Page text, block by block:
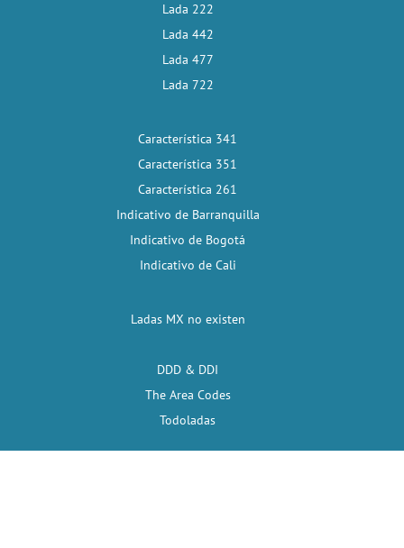
Lada 222
Lada 442
Lada 477
Lada 722
Característica 341
Característica 351
Característica 261
Indicativo de Barranquilla
Indicativo de Bogotá
Indicativo de Cali
Ladas MX no existen
DDD & DDI
The Area Codes
Todoladas